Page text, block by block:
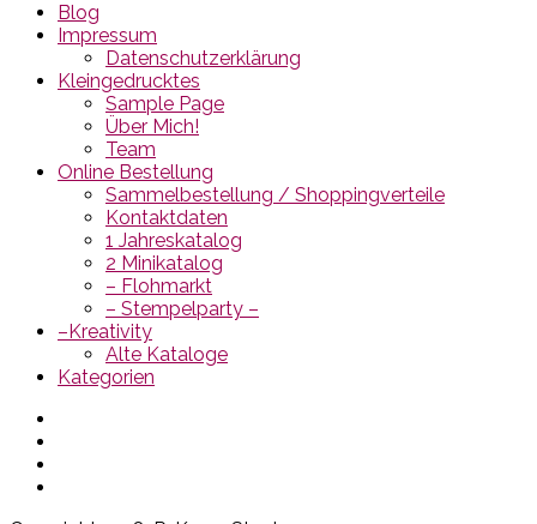
Blog
Impressum
Datenschutzerklärung
Kleingedrucktes
Sample Page
Über Mich!
Team
Online Bestellung
Sammelbestellung / Shoppingverteile
Kontaktdaten
1 Jahreskatalog
2 Minikatalog
– Flohmarkt
– Stempelparty –
–Kreativity
Alte Kataloge
Kategorien